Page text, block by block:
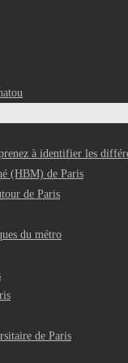
à identifier les
(HBM) de Paris
de Paris
du métro
de Paris